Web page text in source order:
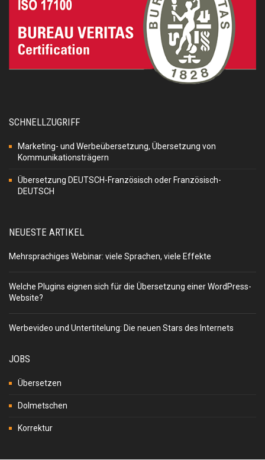
SCHNELLZUGRIFF
Marketing- und Werbeübersetzung, Übersetzung von
Kommunikationsträgern
Übersetzung DEUTSCH-Französisch oder Französisch-
DEUTSCH
NEUESTE ARTIKEL
Mehrsprachiges Webinar: viele Sprachen, viele Effekte
Welche Plugins eignen sich für die Übersetzung einer WordPress-
Website?
Werbevideo und Untertitelung: Die neuen Stars des Internets
JOBS
Übersetzen
Dolmetschen
Korrektur